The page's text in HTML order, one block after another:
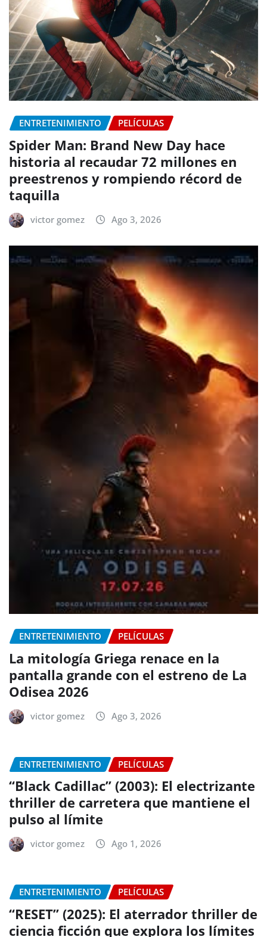
ENTRETENIMIENTO PELÍCULAS
Spider Man: Brand New Day hace
historia al recaudar 72 millones en
preestrenos y rompiendo récord de
taquilla
victor gomez Ago 3, 2026
ENTRETENIMIENTO PELÍCULAS
La mitología Griega renace en la
pantalla grande con el estreno de La
Odisea 2026
victor gomez Ago 3, 2026
ENTRETENIMIENTO PELÍCULAS
“Black Cadillac” (2003): El electrizante
thriller de carretera que mantiene el
pulso al límite
victor gomez Ago 1, 2026
ENTRETENIMIENTO PELÍCULAS
“RESET” (2025): El aterrador thriller de
ciencia ficción que explora los límites